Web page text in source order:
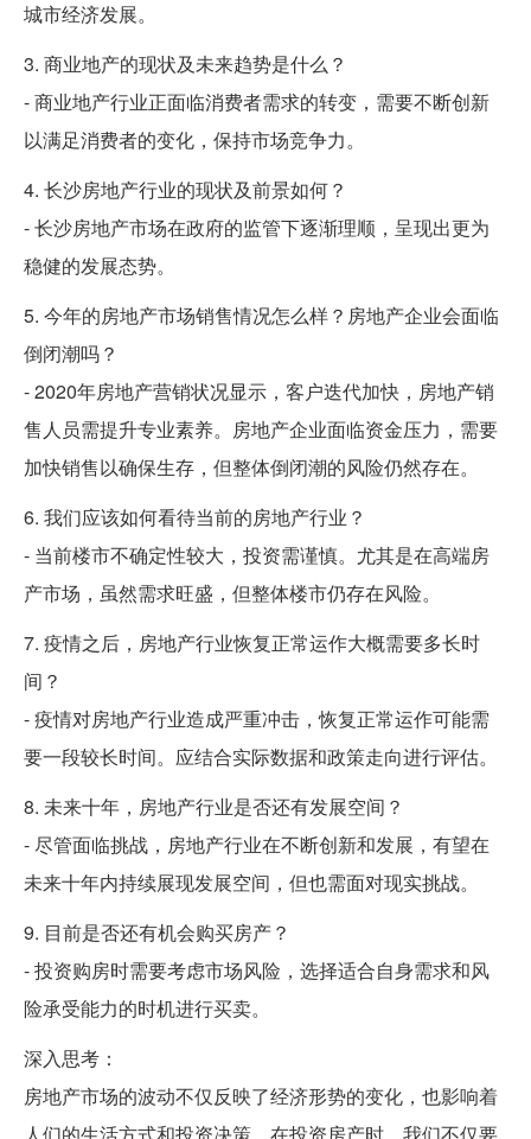
城市经济发展。
3. 商业地产的现状及未来趋势是什么？
- 商业地产行业正面临消费者需求的转变，需要不断创新
以满足消费者的变化，保持市场竞争力。
4. 长沙房地产行业的现状及前景如何？
- 长沙房地产市场在政府的监管下逐渐理顺，呈现出更为
稳健的发展态势。
5. 今年的房地产市场销售情况怎么样？房地产企业会面临
倒闭潮吗？
- 2020年房地产营销状况显示，客户迭代加快，房地产销
售人员需提升专业素养。房地产企业面临资金压力，需要
加快销售以确保生存，但整体倒闭潮的风险仍然存在。
6. 我们应该如何看待当前的房地产行业？
- 当前楼市不确定性较大，投资需谨慎。尤其是在高端房
产市场，虽然需求旺盛，但整体楼市仍存在风险。
7. 疫情之后，房地产行业恢复正常运作大概需要多长时
间？
- 疫情对房地产行业造成严重冲击，恢复正常运作可能需
要一段较长时间。应结合实际数据和政策走向进行评估。
8. 未来十年，房地产行业是否还有发展空间？
- 尽管面临挑战，房地产行业在不断创新和发展，有望在
未来十年内持续展现发展空间，但也需面对现实挑战。
9. 目前是否还有机会购买房产？
- 投资购房时需要考虑市场风险，选择适合自身需求和风
险承受能力的时机进行买卖。
深入思考：
房地产市场的波动不仅反映了经济形势的变化，也影响着